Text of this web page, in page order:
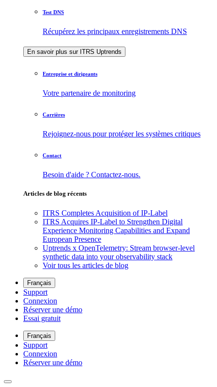
Test DNS
Récupérez les principaux enregistrements DNS
En savoir plus sur ITRS Uptrends
Entreprise et dirigeants
Votre partenaire de monitoring
Carrières
Rejoignez-nous pour protéger les systèmes critiques
Contact
Besoin d'aide ? Contactez-nous.
Articles de blog récents
ITRS Completes Acquisition of IP-Label
ITRS Acquires IP-Label to Strengthen Digital
Experience Monitoring Capabilities and Expand
European Presence
Uptrends x OpenTelemetry: Stream browser-level
synthetic data into your observability stack
Voir tous les articles de blog
Français
Support
Connexion
Réserver une démo
Essai gratuit
Français
Support
Connexion
Réserver une démo